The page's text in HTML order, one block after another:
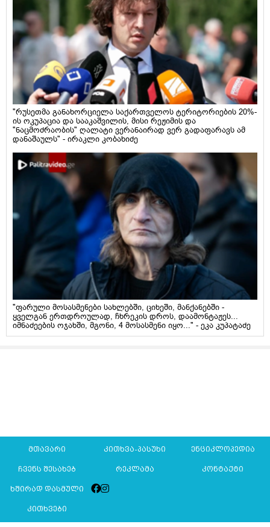
"რუსეთმა განახორციელა საქართველოს ტერიტორიების 20%-
ის ოკუპაცია და სააკაშვილის, მისი რეჟიმის და
"ნაცმოძრაობის" ღალატი ვერანაირად ვერ გადაფარავს ამ
დანაშაულს" - ირაკლი კობახიძე
"ფარული მოსასმენები სახლებში, ციხეში, მანქანებში -
ყველგან ერთდროულად, ჩხრეკის დროს, დაამონტაჟეს...
იმნაძეების ოჯახში, მგონი, 4 მოსასმენი იყო..." - ეკა კუპატაძე
მთავარი კითხვა-პასუხი ენციკლოპედია
ჩვენს შესახებ რეკლამა კონტაქტი
ხშირად დასმული
კითხვები